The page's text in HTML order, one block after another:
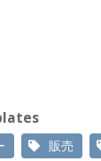
販売